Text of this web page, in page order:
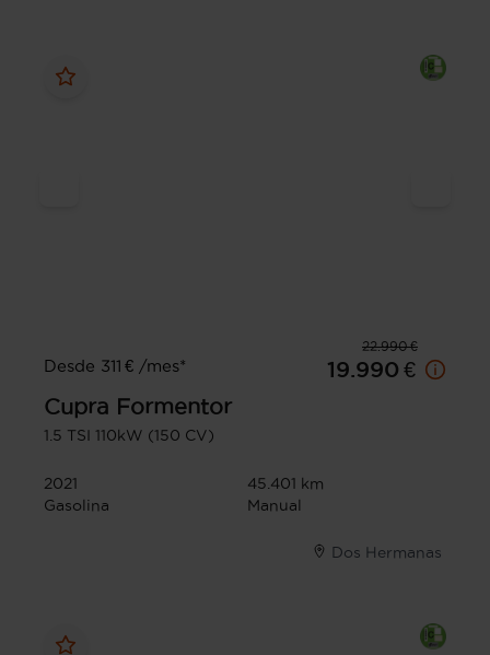
22.990 €
Desde 311 € /mes*
19.990 €
Cupra Formentor
1.5 TSI 110kW (150 CV)
2021
45.401 km
Gasolina
Manual
Dos Hermanas